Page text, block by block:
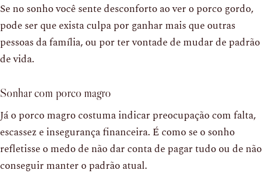
Se no sonho você sente desconforto ao ver o porco gordo,
pode ser que exista culpa por ganhar mais que outras
pessoas da família, ou por ter vontade de mudar de padrão
de vida.
Sonhar com porco magro
Já o porco magro costuma indicar preocupação com falta,
escassez e insegurança financeira. É como se o sonho
refletisse o medo de não dar conta de pagar tudo ou de não
conseguir manter o padrão atual.